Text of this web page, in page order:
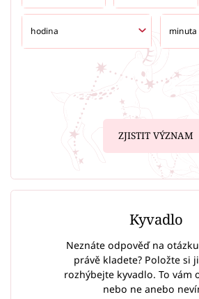
ZJISTIT VÝZNAM
Kyvadlo
Neznáte odpověď na
právě kladete? Položte si
rozhýbejte kyvadlo. To vám
nebo ne anebo